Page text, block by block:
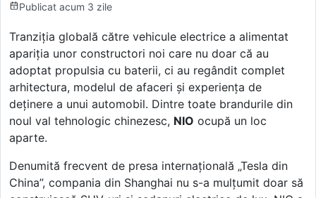
Publicat acum 3 zile
Tranziția globală către vehicule electrice a alimentat
apariția unor constructori noi care nu doar că au
adoptat propulsia cu baterii, ci au regândit complet
arhitectura, modelul de afaceri și experiența de
deținere a unui automobil. Dintre toate brandurile din
noul val tehnologic chinezesc, NIO ocupă un loc
aparte.
Denumită frecvent de presa internațională „Tesla din
China”, compania din Shanghai nu s-a mulțumit doar să